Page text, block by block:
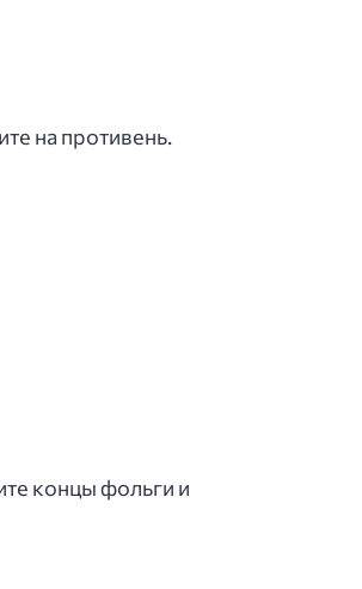
на противень.
концы фольги и